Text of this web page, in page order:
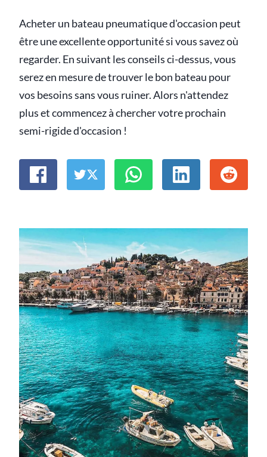
Acheter un bateau pneumatique d'occasion peut
être une excellente opportunité si vous savez où
regarder. En suivant les conseils ci-dessus, vous
serez en mesure de trouver le bon bateau pour
vos besoins sans vous ruiner. Alors n'attendez
plus et commencez à chercher votre prochain
semi-rigide d'occasion !